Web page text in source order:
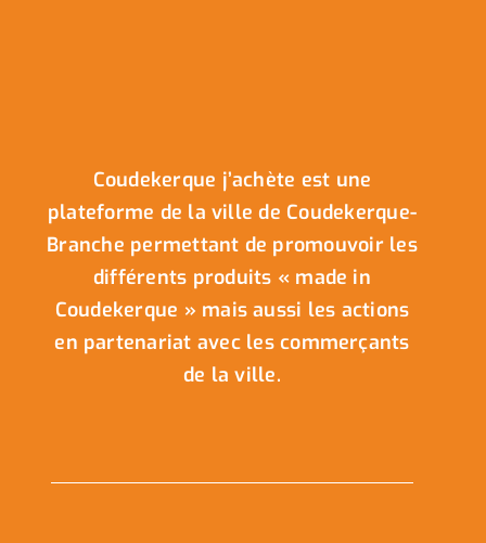
Coudekerque j’achète est une
plateforme de la ville de Coudekerque-
Branche permettant de promouvoir les
différents produits « made in
Coudekerque » mais aussi les actions
en partenariat avec les commerçants
de la ville.